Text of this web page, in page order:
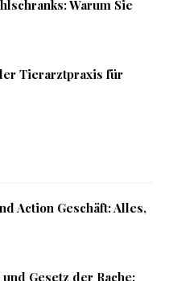
Warum Sie
Tierarztpraxis für
Action Geschäft: Alles,
Gesetz der Rache: